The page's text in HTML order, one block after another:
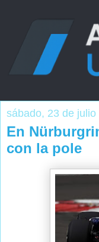
sábado, 23 de julio
En
con la pole